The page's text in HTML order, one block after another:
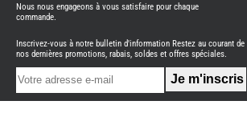
CARADO
NEUFS
FOURGON
BENIMAR
FOURGON
Nous nous engageons à vous satisfaire pour chaque
commande.
Inscrivez-vous à notre bulletin d'information Restez au courant de
nos dernières promotions, rabais, soldes et offres spéciales.